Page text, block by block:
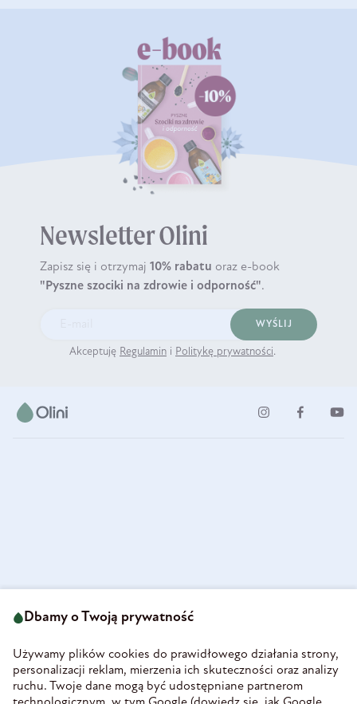
Newsletter Olini
Zapisz się i otrzymaj 10% rabatu oraz e-book
"Pyszne szociki na zdrowie i odporność".
WYŚLIJ
Akceptuję Regulamin i Politykę prywatności.
58-160 Świebodzice
REGON 890213034
INFORMACJE
Dbamy o Twoją prywatność
Używamy plików cookies do prawidłowego działania strony,
personalizacji reklam, mierzenia ich skuteczności oraz analizy
ruchu. Twoje dane mogą być udostępniane partnerom